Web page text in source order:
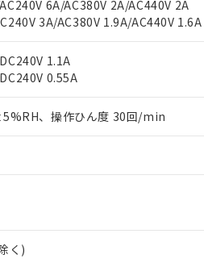
6A/AC380V 2A/AC440V 2A
3A/AC380V 1.9A/AC440V 1.6A
1.1A
0.55A
、操作ひん度 30回/min
く)
点は「販売ネットワーク
」をご
事前の承諾なく第三者に漏洩または
ビス）をご利用いただくには、I-
登録された部品リストについて、当
客様との取引・商談に必要な範囲で
が前後することがあります。
とができます。
もので、過去に遡って非含有を証
質の対応では、対応完了までの期
ていることから、特段のことがな
値以下であることを示します。
が外部に漏えいし、環境に深刻な
る関係者が違法に輸出するおそれが
キャンセル
は、お客様のお取引先、またはお
ください)
報を公開していない機種